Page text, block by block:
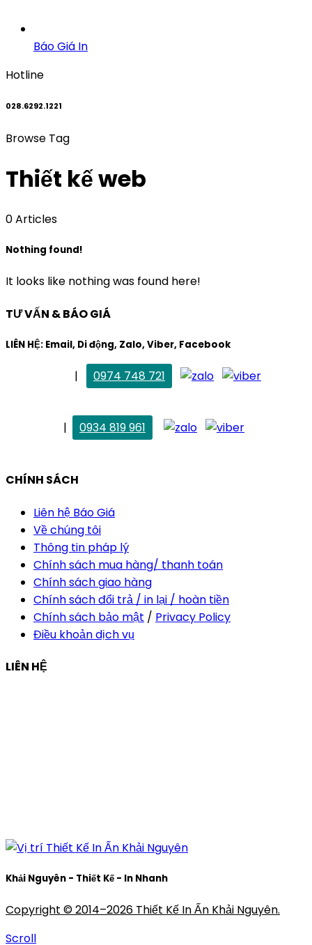
Báo Giá In
Hotline
028.6292.1221
Browse Tag
Thiết kế web
0 Articles
Nothing found!
It looks like nothing was found here!
TƯ VẤN & BÁO GIÁ
LIÊN HỆ: Email, Di động, Zalo, Viber, Facebook
|
0974 748 721
|
0934 819 961
CHÍNH SÁCH
Liên hệ Báo Giá
Về chúng tôi
Thông tin pháp lý
Chính sách mua hàng/ thanh toán
Chính sách giao hàng
Chính sách đổi trả / in lại / hoàn tiền
Chính sách bảo mật / Privacy Policy
Điều khoản dịch vụ
LIÊN HỆ
Khải Nguyên - Thiết Kế - In Nhanh
Copyright © 2014–2026 Thiết Kế In Ấn Khải Nguyên.
Scroll